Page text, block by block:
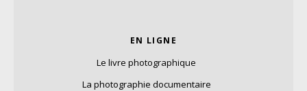
EN LIGNE
Le livre photographique
La photographie documentaire